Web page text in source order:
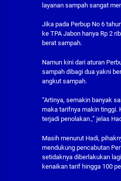
layanan sampah sangat
Jika pada Perbup No 6
ke TPA Jabon hanya Rp 2
berat sampah.
Namun kini dari aturan
sampah dibagi dua yakni
angkut sampah.
“Artinya, semakin banyak
maka tarifnya makin tinggi.
terjadi penolakan.,” jelas
Masih menurut Hadi,
mendukung pencabutan
setidaknya diberlakukan
kenaikan tarif hingga 100